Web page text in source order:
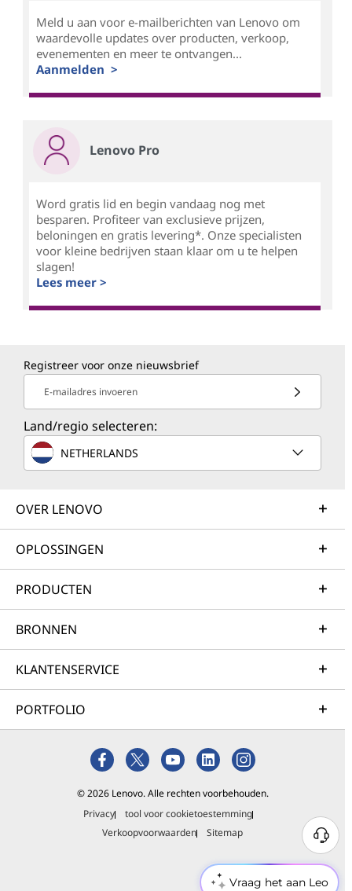
Vraag het aan Leo
Meld u aan voor e-mailberichten van Lenovo om
waardevolle updates over producten, verkoop,
evenementen en meer te ontvangen...
Aanmelden >
Lenovo Pro
Word gratis lid en begin vandaag nog met
besparen. Profiteer van exclusieve prijzen,
beloningen en gratis levering*. Onze specialisten
voor kleine bedrijven staan klaar om u te helpen
slagen!
Lees meer >
Registreer voor onze nieuwsbrief
E-mailadres invoeren
Land/regio selecteren:
NETHERLANDS
OVER LENOVO
OPLOSSINGEN
PRODUCTEN
BRONNEN
KLANTENSERVICE
PORTFOLIO
© 2026 Lenovo. Alle rechten voorbehouden.
Privacy
tool voor cookietoestemming
Verkoopvoorwaarden
Sitemap